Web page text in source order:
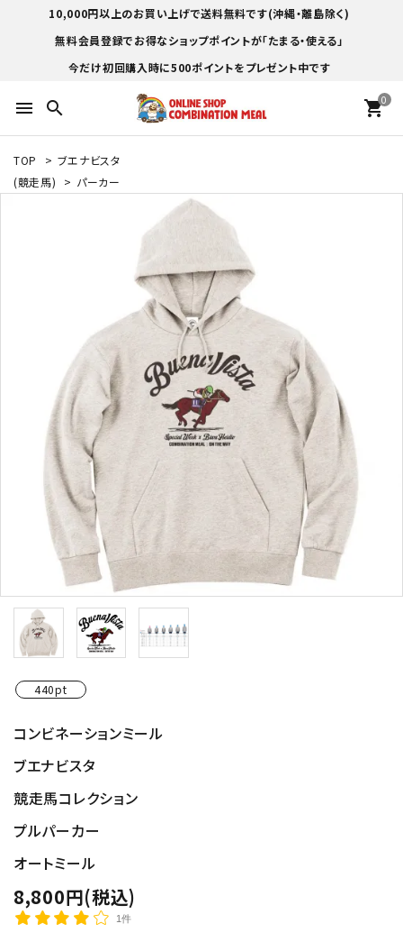
10,000円以上のお買い上げで送料無料です(沖縄・離島除く)
無料会員登録でお得なショップポイントが「たまる・使える」
今だけ初回購入時に500ポイントをプレゼント中です
menu search 0
shopping_cart
TOP > ブエナビスタ
(競走馬)
> パーカー
440pt
コンビネーションミール
ブエナビスタ
競走馬コレクション
プルパーカー
オートミール
8,800円(税込)
1件